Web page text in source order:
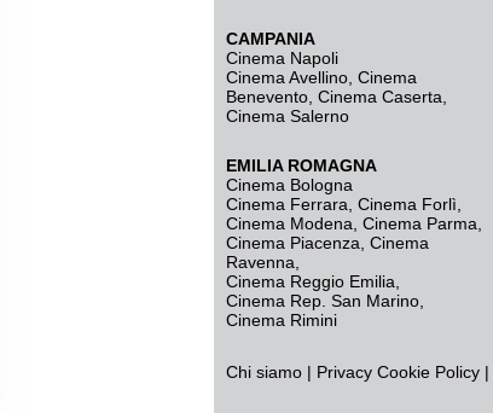
CAMPANIA
Cinema Napoli
Cinema Avellino Cinema
Benevento Cinema Caserta
Cinema Salerno
EMILIA ROMAGNA
Cinema Bologna
Cinema Ferrara Cinema Forlì
Cinema Modena Cinema Parma
Cinema Piacenza Cinema
Ravenna
Cinema Reggio Emilia
Cinema Rep. San Marino
Cinema Rimini
Chi siamo | Privacy Cookie Policy |